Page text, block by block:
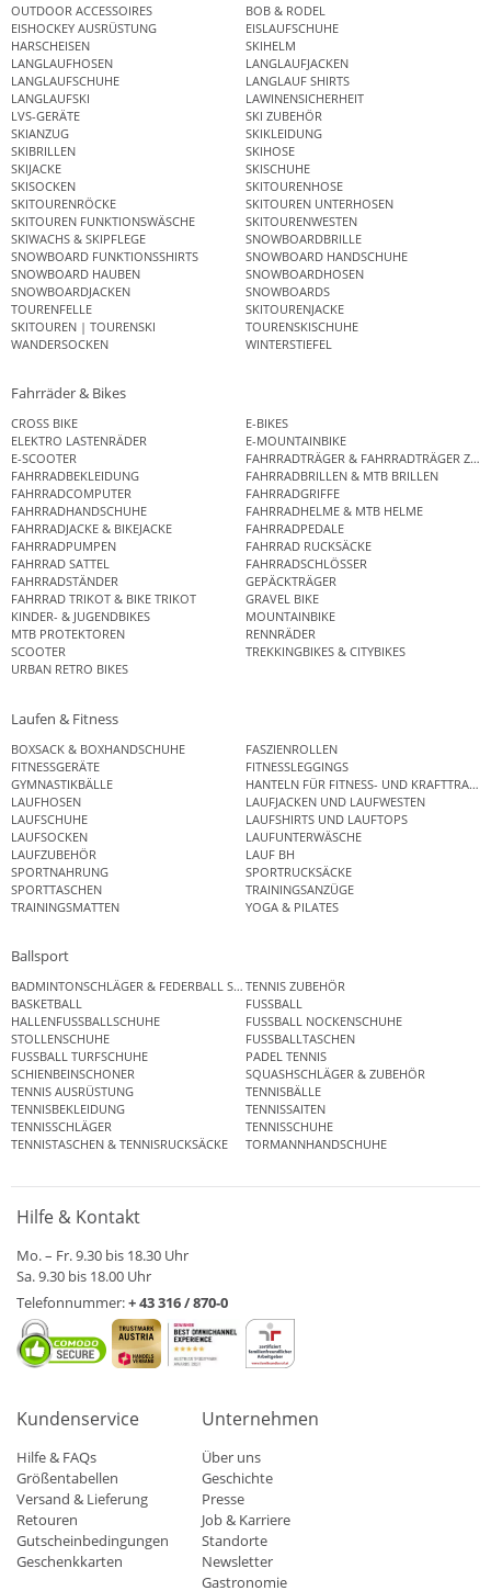
OUTDOOR ACCESSOIRES
BOB & RODEL
EISHOCKEY AUSRÜSTUNG
EISLAUFSCHUHE
HARSCHEISEN
SKIHELM
LANGLAUFHOSEN
LANGLAUFJACKEN
LANGLAUFSCHUHE
LANGLAUF SHIRTS
LANGLAUFSKI
LAWINENSICHERHEIT
LVS-GERÄTE
SKI ZUBEHÖR
SKIANZUG
SKIKLEIDUNG
SKIBRILLEN
SKIHOSE
SKIJACKE
SKISCHUHE
SKISOCKEN
SKITOURENHOSE
SKITOURENRÖCKE
SKITOUREN UNTERHOSEN
SKITOUREN FUNKTIONSWÄSCHE
SKITOURENWESTEN
SKIWACHS & SKIPFLEGE
SNOWBOARDBRILLE
SNOWBOARD FUNKTIONSSHIRTS
SNOWBOARD HANDSCHUHE
SNOWBOARD HAUBEN
SNOWBOARDHOSEN
SNOWBOARDJACKEN
SNOWBOARDS
TOURENFELLE
SKITOURENJACKE
SKITOUREN | TOURENSKI
TOURENSKISCHUHE
WANDERSOCKEN
WINTERSTIEFEL
Fahrräder & Bikes
CROSS BIKE
E-BIKES
ELEKTRO LASTENRÄDER
E-MOUNTAINBIKE
E-SCOOTER
FAHRRADTRÄGER & FAHRRADTRÄGER
FAHRRADBEKLEIDUNG
FAHRRADBRILLEN & MTB BRILLEN
FAHRRADCOMPUTER
FAHRRADGRIFFE
FAHRRADHANDSCHUHE
FAHRRADHELME & MTB HELME
FAHRRADJACKE & BIKEJACKE
FAHRRADPEDALE
FAHRRADPUMPEN
FAHRRAD RUCKSÄCKE
FAHRRAD SATTEL
FAHRRADSCHLÖSSER
FAHRRADSTÄNDER
GEPÄCKTRÄGER
FAHRRAD TRIKOT & BIKE TRIKOT
GRAVEL BIKE
KINDER- & JUGENDBIKES
MOUNTAINBIKE
MTB PROTEKTOREN
RENNRÄDER
SCOOTER
TREKKINGBIKES & CITYBIKES
URBAN RETRO BIKES
Laufen & Fitness
BOXSACK & BOXHANDSCHUHE
FASZIENROLLEN
FITNESSGERÄTE
FITNESSLEGGINGS
GYMNASTIKBÄLLE
HANTELN FÜR FITNESS- UND
LAUFHOSEN
LAUFJACKEN UND LAUFWESTEN
LAUFSCHUHE
LAUFSHIRTS UND LAUFTOPS
LAUFSOCKEN
LAUFUNTERWÄSCHE
LAUFZUBEHÖR
LAUF BH
SPORTNAHRUNG
SPORTRUCKSÄCKE
SPORTTASCHEN
TRAININGSANZÜGE
TRAININGSMATTEN
YOGA & PILATES
Ballsport
BADMINTONSCHLÄGER & FEDERBALL SETSTENNIS ZUBEHÖR
BASKETBALL
FUSSBALL
HALLENFUSSBALLSCHUHE
FUSSBALL NOCKENSCHUHE
STOLLENSCHUHE
FUSSBALLTASCHEN
FUSSBALL TURFSCHUHE
PADEL TENNIS
SCHIENBEINSCHONER
SQUASHSCHLÄGER & ZUBEHÖR
TENNIS AUSRÜSTUNG
TENNISBÄLLE
TENNISBEKLEIDUNG
TENNISSAITEN
TENNISSCHLÄGER
TENNISSCHUHE
TENNISTASCHEN & TENNISRUCKSÄCKE
TORMANNHANDSCHUHE
Hilfe & Kontakt
Mo. – Fr. 9.30 bis 18.30 Uhr
Sa. 9.30 bis 18.00 Uhr
Telefonnummer:+ 43 316 / 870-0
Kundenservice
Hilfe & FAQs
Größentabellen
Versand & Lieferung
Retouren
Gutscheinbedingungen
Geschenkkarten
Unternehmen
Über uns
Geschichte
Presse
Job & Karriere
Standorte
Newsletter
Gastronomie